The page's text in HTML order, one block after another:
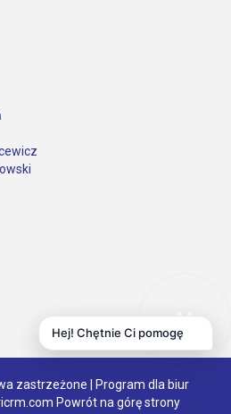
zastrzeżone | Program dla biur
Powrót na górę strony
Hej! Chętnie Ci pomogę